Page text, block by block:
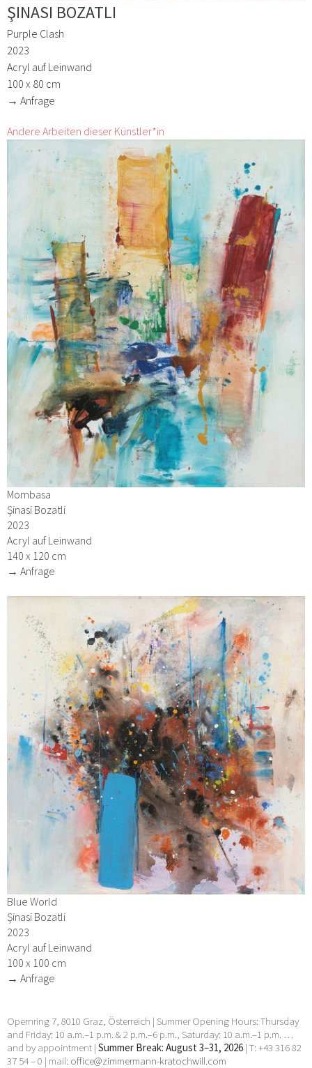
ŞINASI BOZATLI
Purple Clash
2023
Acryl auf Leinwand
100 x 80 cm
→ Anfrage
Andere Arbeiten dieser Künstler*in
Mombasa
Şinasi Bozatli
2023
Acryl auf Leinwand
140 x 120 cm
→ Anfrage
Blue World
Şinasi Bozatli
2023
Acryl auf Leinwand
100 x 100 cm
→ Anfrage
Opernring 7, 8010 Graz, Österreich | Summer Opening Hours: Thursday
and Friday: 10 a.m.–1 p.m. & 2 p.m.–6 p.m., Saturday: 10 a.m.–1 p.m. …
and by appointment | Summer Break: August 3–31, 2026 | T: +43 316 82
37 54 – 0 | mail: office@zimmermann-kratochwill.com